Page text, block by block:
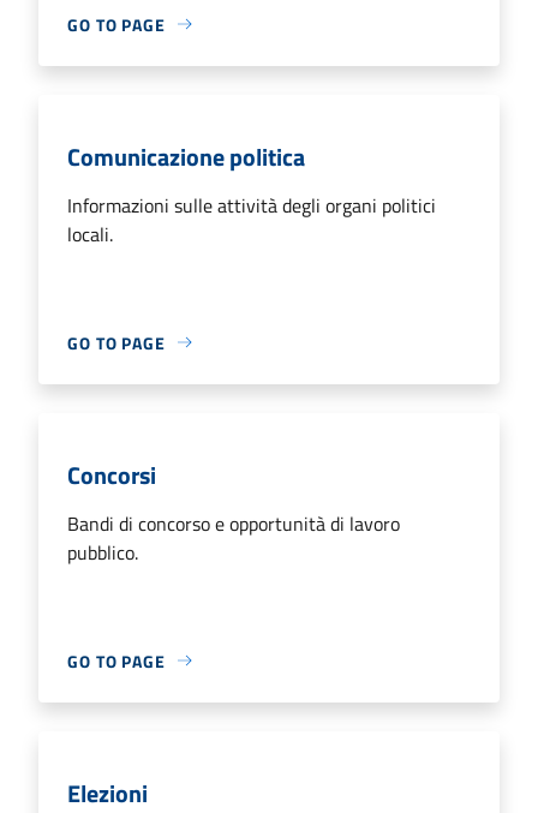
GO TO PAGE
Comunicazione politica
Informazioni sulle attività degli organi politici
locali.
GO TO PAGE
Concorsi
Bandi di concorso e opportunità di lavoro
pubblico.
GO TO PAGE
Elezioni